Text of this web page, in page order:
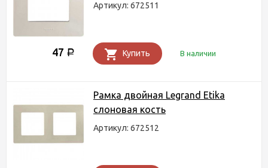
Артикул: 672511
47 Р Купить В наличии
Рамка двойная Legrand Etika
слоновая кость
Артикул: 672512